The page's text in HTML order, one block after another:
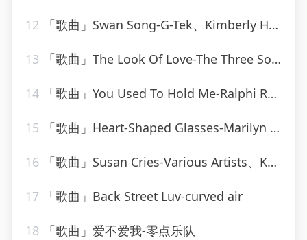
12 「歌曲」Swan Song-G-Tek、Kimberly Hale
13 「歌曲」The Look Of Love-The Three Sounds
14 「歌曲」You Used To Hold Me-Ralphi Rosario
15 「歌曲」Heart-Shaped Glasses-Marilyn Manson
16 「歌曲」Susan Cries-Various Artists、Kahua Music Ltd、Matthew Loots、Matthew Prehn
17 「歌曲」Back Street Luv-curved air
18 「歌曲」爱不爱我-零点乐队